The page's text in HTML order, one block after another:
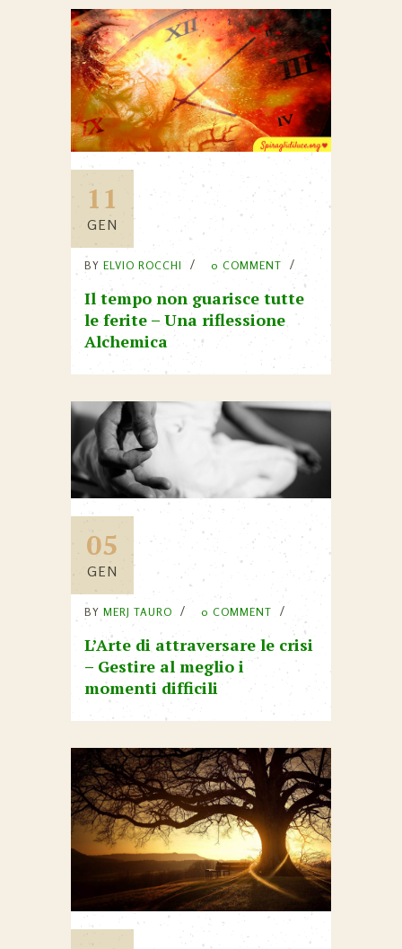
11
GEN
BY ELVIO ROCCHI 0 COMMENT
Il tempo non guarisce tutte
le ferite – Una riflessione
Alchemica
05
GEN
BY MERJ TAURO 0 COMMENT
L’Arte di attraversare le crisi
– Gestire al meglio i
momenti difficili